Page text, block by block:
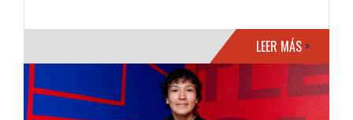
LEER MÁS >